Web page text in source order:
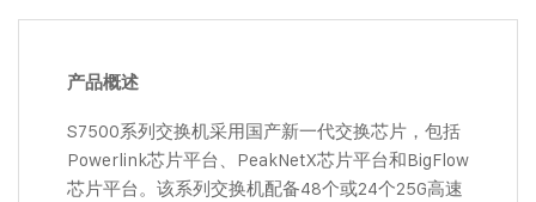
产品概述
S7500系列交换机采用国产新一代交换芯片，包括
Powerlink芯片平台、PeakNetX芯片平台和BigFlow
芯片平台。该系列交换机配备48个或24个25G高速